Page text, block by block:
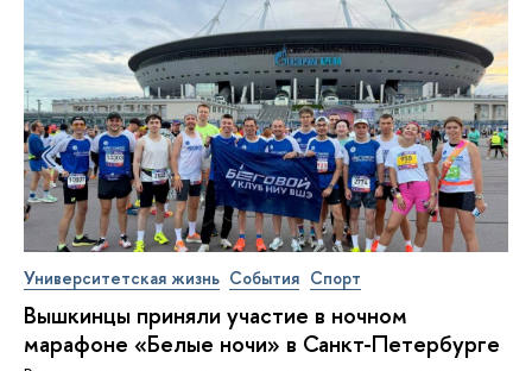
Университетская жизнь События Спорт
Вышкинцы приняли участие в ночном
марафоне «Белые ночи» в Санкт-Петербурге